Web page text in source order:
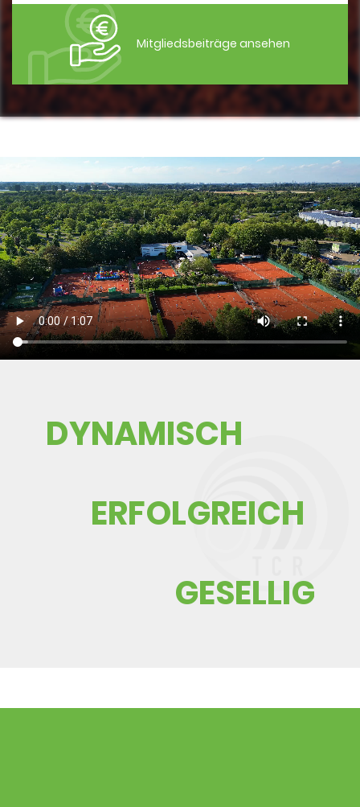
Mitgliedsbeiträge ansehen
​DYNAMISCH
ERFOLGREICH
GESELLIG